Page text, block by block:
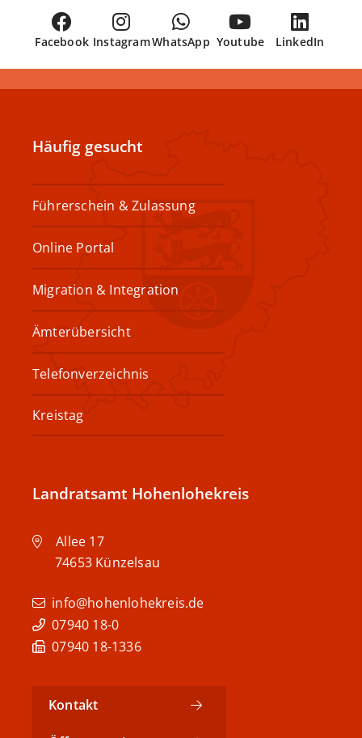
Facebook InstagramWhatsApp Youtube LinkedIn
Häufig gesucht
Führerschein & Zulassung
Online Portal
Migration & Integration
Ämterübersicht
Telefonverzeichnis
Kreistag
Landratsamt Hohenlohekreis
Allee 17
74653 Künzelsau
info@hohenlohekreis.de
07940 18-0
07940 18-1336
Kontakt